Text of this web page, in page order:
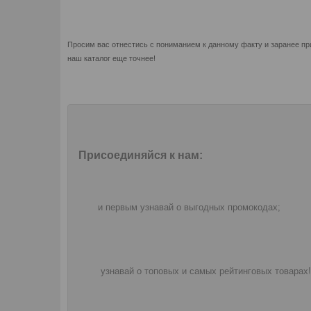
Просим вас отнестись с пониманием к данному факту и заранее
наш каталог еще точнее!
Присоединяйся к нам:
и первым узнавай о выгодных промокодах;
узнавай о топовых и самых рейтинговых товарах!